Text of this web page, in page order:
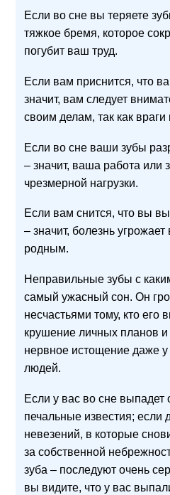
Если во сне вы теряете
тяжкое бремя, которое
погубит ваш труд.
Если вам приснится, что
значит, вам следует
своим делам, так как
Если во сне ваши зубы
– значит, ваша работа или
чрезмерной нагрузки.
Если вам снится, что вы
– значит, болезнь
родным.
Неправильные зубы с
самый ужасный сон. Он
несчастьями тому, кто его
крушение личных планов
нервное истощение даже
людей.
Если у вас во сне выпадет
печальные известия; если
невезений, в которые
за собственной
зуба – последуют очень
вы видите, что у вас